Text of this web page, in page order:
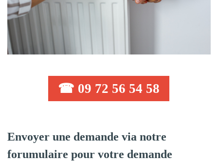
☎ 09 72 56 54 58
Envoyer une demande via notre
forumulaire pour votre demande